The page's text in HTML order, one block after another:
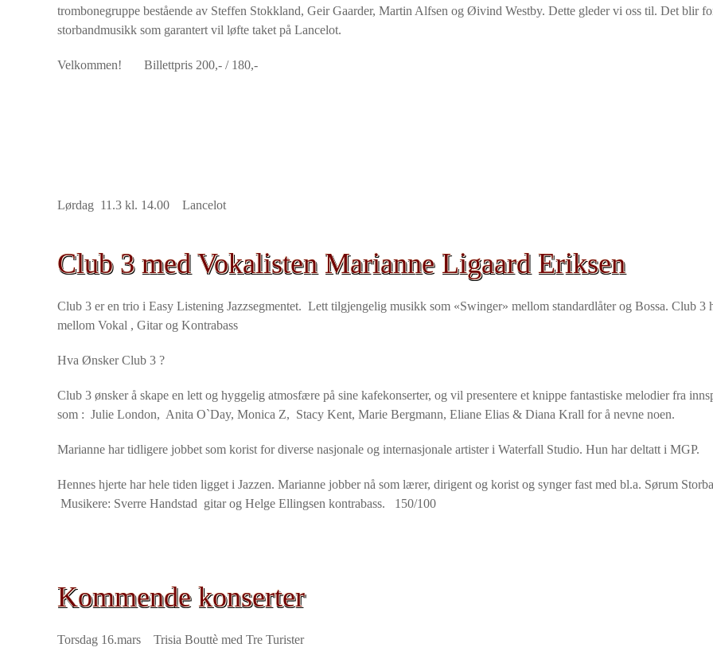
trombonegruppe bestående av Steffen Stokkland, Geir Gaarder, Martin Alfsen og Øivind Westby. Dette gleder vi oss til. Det blir
storbandmusikk som garantert vil løfte taket på Lancelot.
Velkommen! Billettpris 200,- / 180,-
Lørdag 11.3 kl. 14.00 Lancelot
Club 3 med Vokalisten Marianne Ligaard Eriksen
Club 3 er en trio i Easy Listening Jazzsegmentet. Lett tilgjengelig musikk som «Swinger» mellom standardlåter og Bossa. Club 3
mellom Vokal , Gitar og Kontrabass
Hva Ønsker Club 3 ?
Club 3 ønsker å skape en lett og hyggelig atmosfære på sine kafekonserter, og vil presentere et knippe fantastiske melodier fra
som : Julie London, Anita O`Day, Monica Z, Stacy Kent, Marie Bergmann, Eliane Elias & Diana Krall for å nevne noen.
Marianne har tidligere jobbet som korist for diverse nasjonale og internasjonale artister i Waterfall Studio. Hun har deltatt i MGP.
Hennes hjerte har hele tiden ligget i Jazzen. Marianne jobber nå som lærer, dirigent og korist og synger fast med bl.a. Sørum
Musikere: Sverre Handstad gitar og Helge Ellingsen kontrabass. 150/100
Kommende konserter
Torsdag 16.mars Trisia Bouttè med Tre Turister